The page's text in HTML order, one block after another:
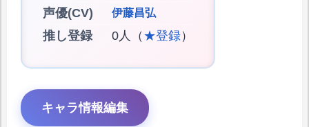
声優(CV)
伊藤昌弘
推し登録 0人（ ★登録）
キャラ情報編集